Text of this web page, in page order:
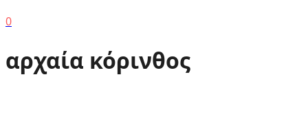
0
αρχαία κόρινθος